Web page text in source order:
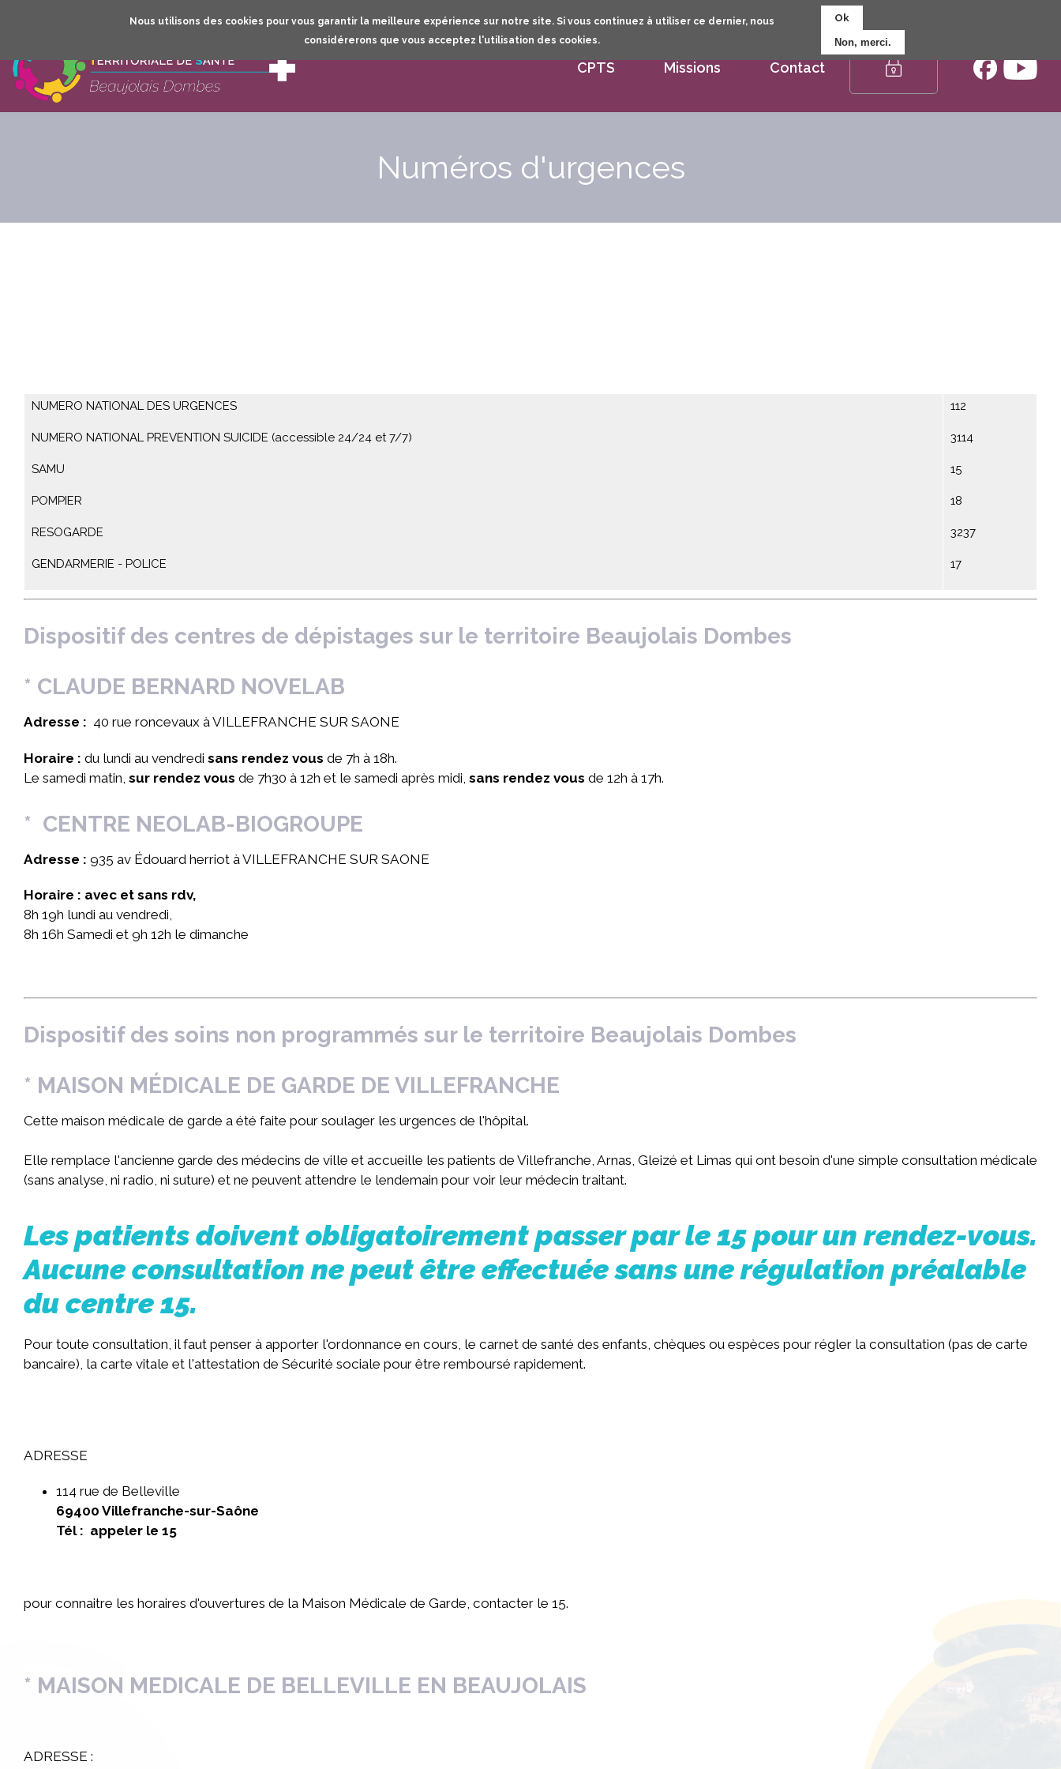
Nous utilisons des cookies pour vous garantir la meilleure expérience sur notre site. Si vous continuez à utiliser ce dernier, nous
considérerons que vous acceptez l'utilisation des cookies.
Ok
Non, merci.
CPTS Missions Contact
Espace
membre
Numéros d'urgences
NUMERO NATIONAL DES URGENCES
NUMERO NATIONAL PREVENTION SUICIDE (accessible 24/24 et 7/7)
SAMU
POMPIER
RESOGARDE
GENDARMERIE - POLICE
112
3114
15
18
3237
17
Dispositif des centres de dépistages sur le territoire Beaujolais Dombes
* CLAUDE BERNARD NOVELAB
Adresse : 40 rue roncevaux à VILLEFRANCHE SUR SAONE
Horaire : du lundi au vendredi sans rendez vous de 7h à 18h.
Le samedi matin, sur rendez vous de 7h30 à 12h et le samedi après midi, sans rendez vous de 12h à 17h.
* CENTRE NEOLAB-BIOGROUPE
Adresse : 935 av Édouard herriot à VILLEFRANCHE SUR SAONE
Horaire : avec et sans rdv,
8h 19h lundi au vendredi,
8h 16h Samedi et 9h 12h le dimanche
Dispositif des soins non programmés sur le territoire Beaujolais Dombes
* MAISON MÉDICALE DE GARDE DE VILLEFRANCHE
Cette maison médicale de garde a été faite pour soulager les urgences de l'hôpital.
Elle remplace l'ancienne garde des médecins de ville et accueille les patients de Villefranche, Arnas, Gleizé et Limas qui ont besoin d'une simple consultation médicale
(sans analyse, ni radio, ni suture) et ne peuvent attendre le lendemain pour voir leur médecin traitant.
Les patients doivent obligatoirement passer par le 15 pour un rendez-vous.
Aucune consultation ne peut être effectuée sans une régulation préalable
du centre 15.
Pour toute consultation, il faut penser à apporter l'ordonnance en cours, le carnet de santé des enfants, chèques ou espèces pour régler la consultation (pas de carte
bancaire), la carte vitale et l'attestation de Sécurité sociale pour être remboursé rapidement.
ADRESSE
114 rue de Belleville
69400 Villefranche-sur-Saône
Tél : appeler le 15
pour connaitre les horaires d'ouvertures de la Maison Médicale de Garde, contacter le 15.
* MAISON MEDICALE DE BELLEVILLE EN BEAUJOLAIS
ADRESSE :